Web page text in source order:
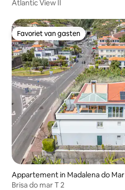
Atlantic View II
Favoriet van gasten
Favoriet van gasten
Appartement in Madalena do Mar
Brisa do mar T 2